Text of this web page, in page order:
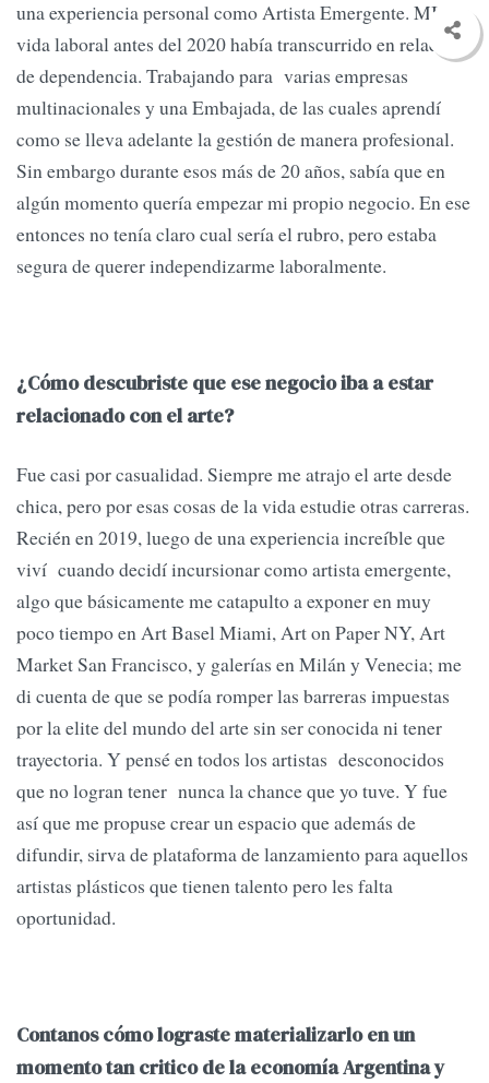
una experiencia personal como Artista Emergente. MI
vida laboral antes del 2020 había transcurrido en relación
de dependencia. Trabajando para varias empresas
multinacionales y una Embajada, de las cuales aprendí
como se lleva adelante la gestión de manera profesional.
Sin embargo durante esos más de 20 años, sabía que en
algún momento quería empezar mi propio negocio. En ese
entonces no tenía claro cual sería el rubro, pero estaba
segura de querer independizarme laboralmente.
¿Cómo descubriste que ese negocio iba a estar
relacionado con el arte?
Fue casi por casualidad. Siempre me atrajo el arte desde
chica, pero por esas cosas de la vida estudie otras carreras.
Recién en 2019, luego de una experiencia increíble que
viví cuando decidí incursionar como artista emergente,
algo que básicamente me catapulto a exponer en muy
poco tiempo en Art Basel Miami, Art on Paper NY, Art
Market San Francisco, y galerías en Milán y Venecia; me
di cuenta de que se podía romper las barreras impuestas
por la elite del mundo del arte sin ser conocida ni tener
trayectoria. Y pensé en todos los artistas desconocidos
que no logran tener nunca la chance que yo tuve. Y fue
así que me propuse crear un espacio que además de
difundir, sirva de plataforma de lanzamiento para aquellos
artistas plásticos que tienen talento pero les falta
oportunidad.
Contanos cómo lograste materializarlo en un
momento tan critico de la economía Argentina y